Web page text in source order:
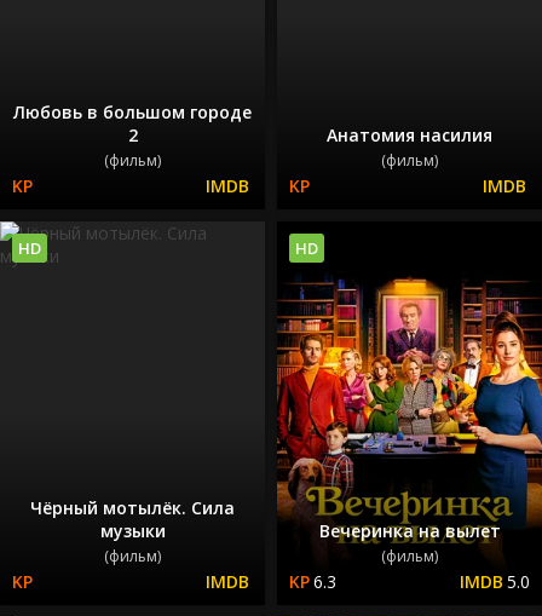
Любовь в большом городе
2
(фильм)
Анатомия насилия
(фильм)
Чёрный мотылёк. Сила
музыки
(фильм)
HD
Вечеринка на вылет
(фильм)
6.3 5.0
HD